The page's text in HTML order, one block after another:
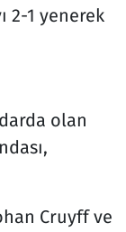
2-1 yenerek
olan
Cruyff ve